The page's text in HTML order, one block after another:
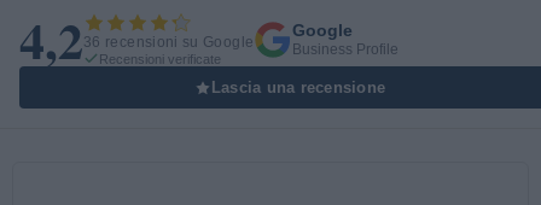
4,236 recensioni su Google
Recensioni verificate
Google
Business Profile
Lascia una recensione